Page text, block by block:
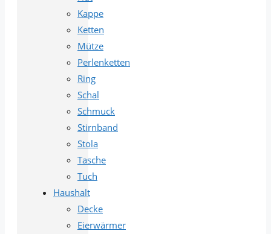
Kappe
Ketten
Mütze
Perlenketten
Ring
Schal
Schmuck
Stirnband
Stola
Tasche
Tuch
Haushalt
Decke
Eierwärmer